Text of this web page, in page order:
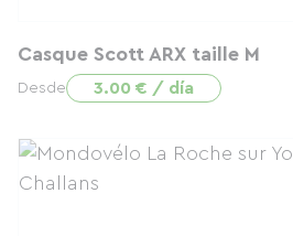
Casque Scott ARX taille M
Desde 3.00 € / día